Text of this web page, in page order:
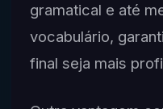
gramatical e até
vocabulário,
final seja mais